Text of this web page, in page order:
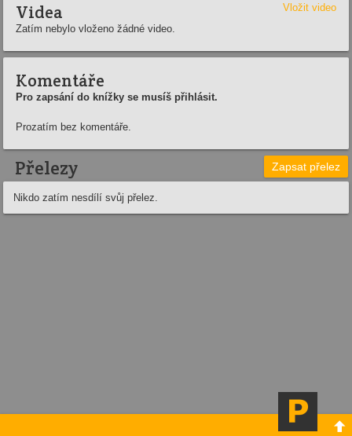
Videa
Vložit video
Zatím nebylo vloženo žádné video.
Komentáře
Pro zapsání do knížky se musíš přihlásit.
Prozatím bez komentáře.
Přelezy Zapsat přelez
Nikdo zatím nesdílí svůj přelez.
